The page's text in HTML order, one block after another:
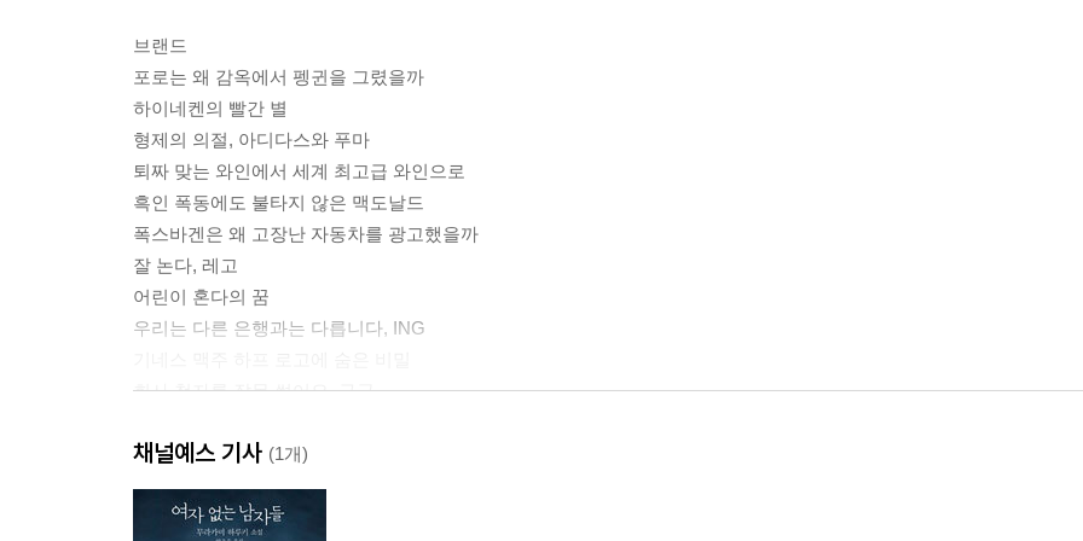
브랜드
포로는 왜 감옥에서 펭귄을 그렸을까
하이네켄의 빨간 별
형제의 의절, 아디다스와 푸마
퇴짜 맞는 와인에서 세계 최고급 와인으로
흑인 폭동에도 불타지 않은 맥도날드
폭스바겐은 왜 고장난 자동차를 광고했을까
잘 논다, 레고
어린이 혼다의 꿈
우리는 다른 은행과는 다릅니다, ING
회사 철자를 잘못 썼어요, 구글
처칠과 승리의 맥주
‘저스트 두 잇’의 탄생
피아니스트도 가입한 트럭 찾기 팬클럽
채널예스 기사 (1개)